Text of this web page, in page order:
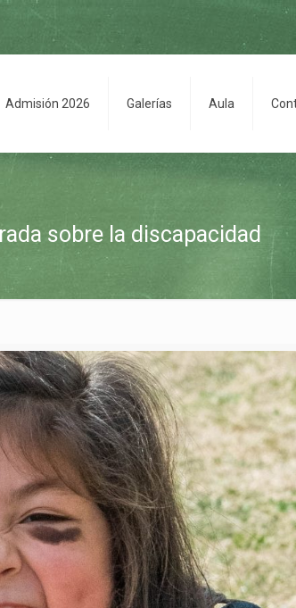
Admisión 2026 Galerías Aula
sobre la discapacidad